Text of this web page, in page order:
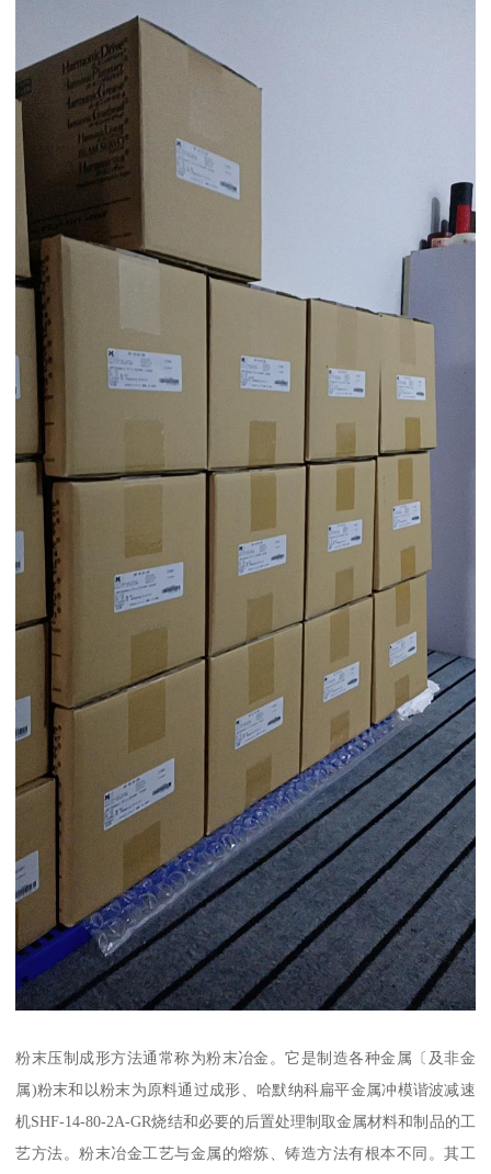
粉末压制成形方法通常称为粉末冶金。它是制造各种金属〔及非金
属)粉末和以粉末为原料通过成形、哈默纳科扁平金属冲模谐波减速
机SHF-14-80-2A-GR烧结和必要的后置处理制取金属材料和制品的工
艺方法。粉末冶金工艺与金属的熔炼、铸造方法有根本不同。其工